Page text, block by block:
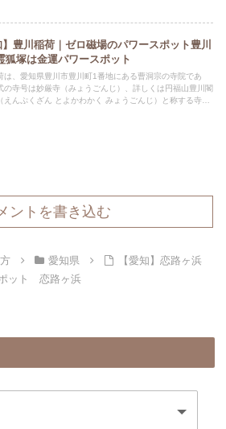
】豊川稲荷｜ゼロ磁場のパワースポット豊川
狐塚は金運パワースポット
は、愛知県豊川市豊川町1番地にある曹洞宗の寺院であ
の寺号は妙厳寺（みょうごんじ）、詳しくは円福山豊川閣
えんぷくざん とよかわかく みょうごんじ）と称する寺院
ントを書き込む
愛知県
【愛知】恋路ヶ浜
ポット 恋路ヶ浜